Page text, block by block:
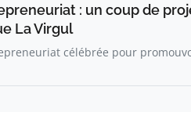
: un coup de
La Virgul
célébrée pour